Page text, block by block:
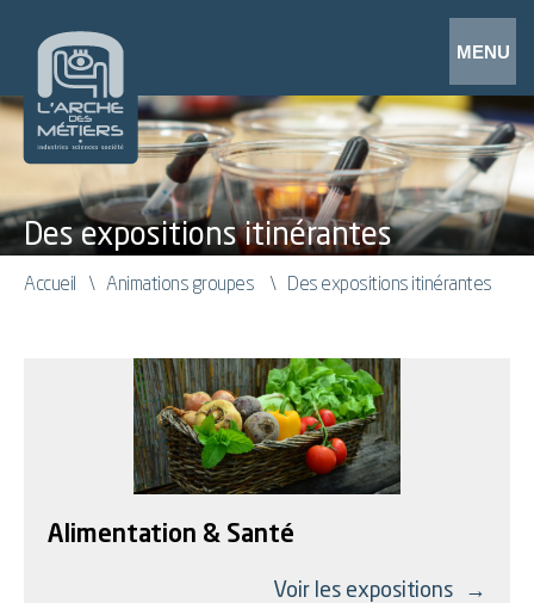
Des expositions itinérantes
Accueil Animations groupes Des expositions itinérantes
Alimentation & Santé
Voir les expositions